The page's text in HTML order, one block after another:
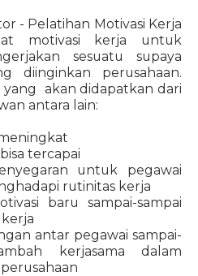
- Pelatihan Motivasi Kerja
motivasi kerja untuk
sesuatu supaya
diinginkan perusahaan.
akan didapatkan dari
antara lain:
tercapai
untuk pegawai
rutinitas kerja
baru sampai-sampai
antar pegawai sampai-
kerjasama dalam